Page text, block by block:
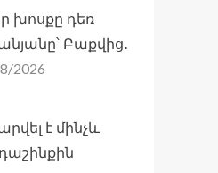
խոսքը դեռ
Բաքվից․
2026
է մինչև